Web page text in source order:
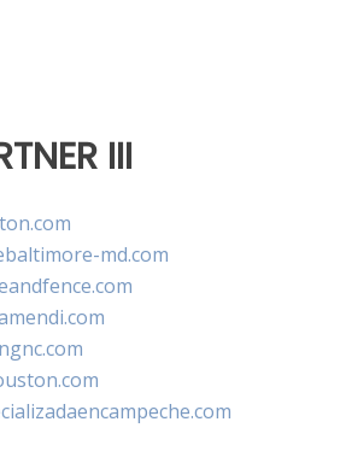
III
md.com